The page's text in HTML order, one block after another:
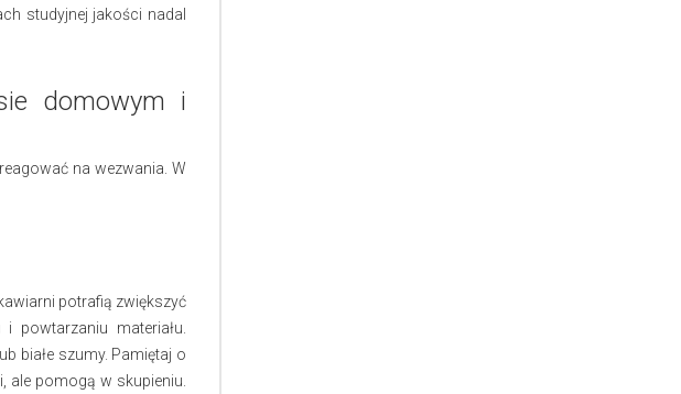
studyjnej jakości nadal
domowym i
na wezwania. W
potrafią zwiększyć
powtarzaniu materiału.
białe szumy. Pamiętaj o
ale pomogą w skupieniu.